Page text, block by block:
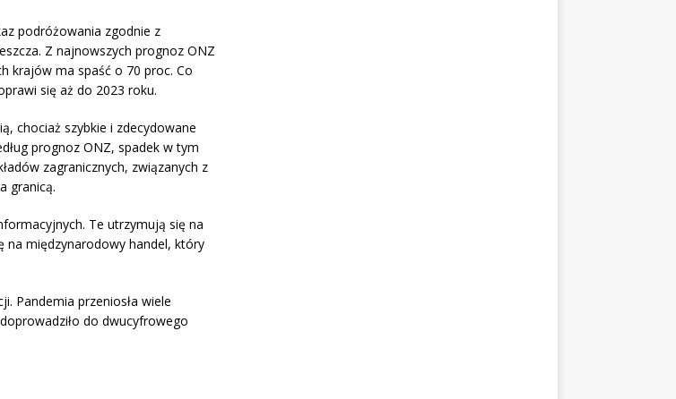
podróżowania zgodnie z
Z najnowszych prognoz ONZ
krajów ma spaść o 70 proc. Co
się aż do 2023 roku.
chociaż szybkie i zdecydowane
prognoz ONZ, spadek w tym
zagranicznych, związanych z
granicą.
Te utrzymują się na
na międzynarodowy handel, który
Pandemia przeniosła wiele
do dwucyfrowego